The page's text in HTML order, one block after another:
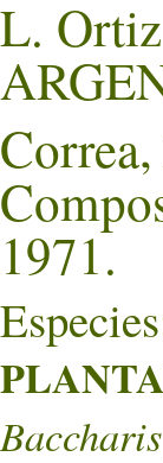
L.
1971.